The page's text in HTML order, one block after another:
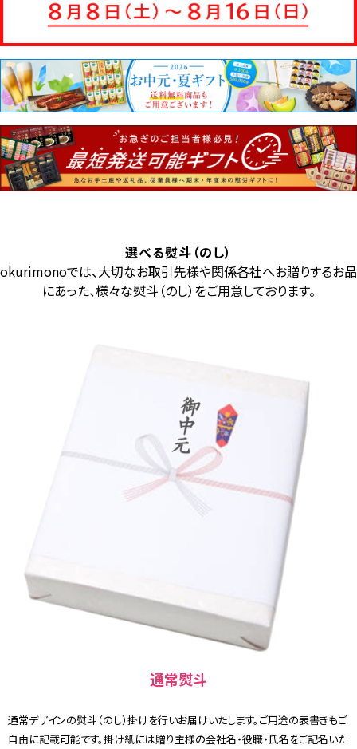
選べる熨斗（のし）
okurimonoでは、大切なお取引先様や関係各社へお贈りするお品
にあった、様々な熨斗（のし）をご用意しております。
通常熨斗
通常デザインの熨斗（のし）掛けを行いお届けいたします。ご用途の表書きもご
自由に記載可能です。掛け紙には贈り主様の会社名・役職・氏名をご記名いた